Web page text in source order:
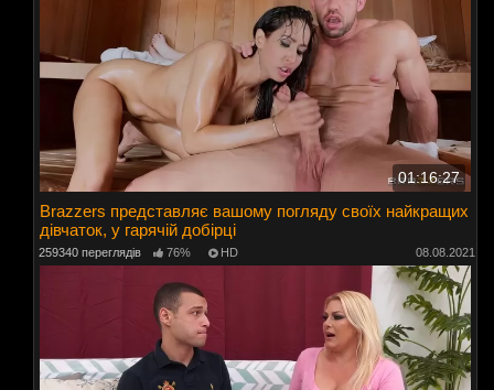
01:16:27
Brazzers представляє вашому погляду своїх найкращих
дівчаток, у гарячій добірці
259340 переглядів 76% HD 08.08.2021